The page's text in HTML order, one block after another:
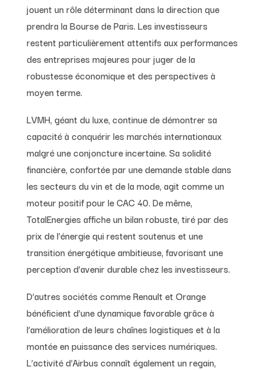
jouent un rôle déterminant dans la direction que
prendra la Bourse de Paris. Les investisseurs
restent particulièrement attentifs aux performances
des entreprises majeures pour juger de la
robustesse économique et des perspectives à
moyen terme.
LVMH, géant du luxe, continue de démontrer sa
capacité à conquérir les marchés internationaux
malgré une conjoncture incertaine. Sa solidité
financière, confortée par une demande stable dans
les secteurs du vin et de la mode, agit comme un
moteur positif pour le CAC 40. De même,
TotalEnergies affiche un bilan robuste, tiré par des
prix de l’énergie qui restent soutenus et une
transition énergétique ambitieuse, favorisant une
perception d’avenir durable chez les investisseurs.
D’autres sociétés comme Renault et Orange
bénéficient d’une dynamique favorable grâce à
l’amélioration de leurs chaînes logistiques et à la
montée en puissance des services numériques.
L’activité d’Airbus connaît également un regain,